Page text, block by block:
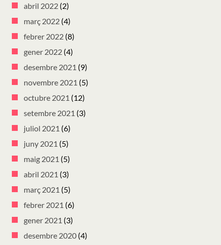
abril 2022 (2)
març 2022 (4)
febrer 2022 (8)
gener 2022 (4)
desembre 2021 (9)
novembre 2021 (5)
octubre 2021 (12)
setembre 2021 (3)
juliol 2021 (6)
juny 2021 (5)
maig 2021 (5)
abril 2021 (3)
març 2021 (5)
febrer 2021 (6)
gener 2021 (3)
desembre 2020 (4)